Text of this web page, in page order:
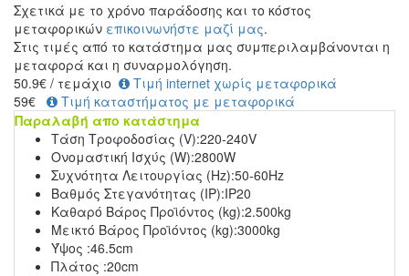
Σχετικά με το χρόνο παράδοσης και το κόστος
μεταφορικών επικοινωνήστε μαζί μας.
Στις τιμές από το κατάστημα μας συμπεριλαμβάνονται η
μεταφορά και η συναρμολόγηση.
50.9€ / τεμάχιο
Τιμή internet χωρίς μεταφορικά
59€
Τιμή καταστήματος με μεταφορικά
Παραλαβή απο κατάστημα
Τάση Τροφοδοσίας (V):220-240V
Ονομαστική Ισχύς (W):2800W
Συχνότητα Λειτουργίας (Hz):50-60Hz
Βαθμός Στεγανότητας (IP):IP20
Καθαρό Βάρος Προϊόντος (kg):2.500kg
Μεικτό Βάρος Προϊόντος (kg):3000kg
Ύψος :46.5cm
Πλάτος :20cm